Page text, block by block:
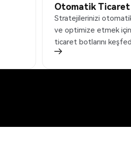
Otomatik Ticaret
Stratejilerinizi
ve optimize etmek
ticaret botlarını